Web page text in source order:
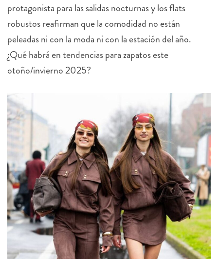
protagonista para las salidas nocturnas y los flats
robustos reafirman que la comodidad no están
peleadas ni con la moda ni con la estación del año.
¿Qué habrá en tendencias para zapatos este
otoño/invierno 2025?